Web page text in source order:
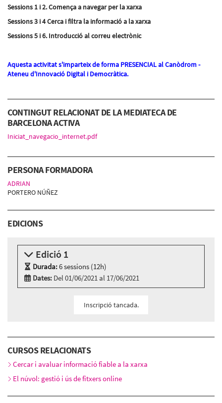
Sessions 1 i 2. Comença a navegar per la xarxa
Sessions 3 i 4 Cerca i filtra la informació a la xarxa
Sessions 5 i 6. Introducció al correu electrònic
Aquesta activitat s'imparteix de forma PRESENCIAL al Canòdrom -
Ateneu d'Innovació Digital i Democràtica.
CONTINGUT RELACIONAT DE LA MEDIATECA DE
BARCELONA ACTIVA
Iniciat_navegacio_internet.pdf
PERSONA FORMADORA
ADRIAN
PORTERO NÚÑEZ
EDICIONS
Edició 1
Durada:6 sessions (12h)
Dates: Del 01/06/2021 al 17/06/2021
BARCELONA
Dimarts 1 de juny, 12:00h - 14:00h
Dimarts 8 de juny, 12:00h - 14:00h
Dijous 10 de juny, 12:00h - 14:00h
Dijous 17 de juny, 12:00h - 14:00h
Inscripció tancada.
CURSOS RELACIONATS
Cercar i avaluar informació fiable a la xarxa
El núvol: gestió i ús de fitxers online